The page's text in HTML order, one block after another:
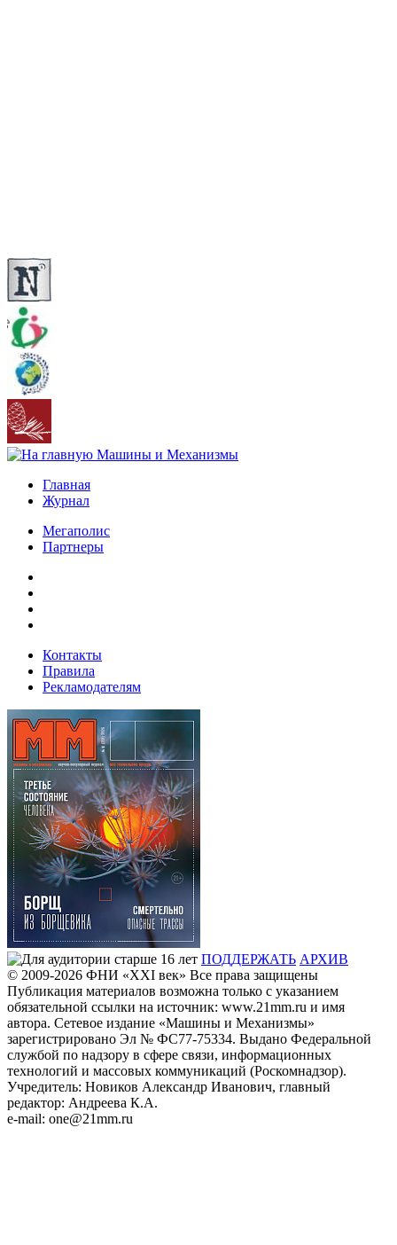
Главная
Журнал
Мегаполис
Партнеры
Контакты
Правила
Рекламодателям
ПОДДЕРЖАТЬ АРХИВ
© 2009-2026 ФHИ «XXI век» Все права защищены
Публикация материалов возможна только с указанием
обязательной ссылки на источник: www.21mm.ru и имя
автора. Сетевое издание «Машины и Механизмы»
зарегистрировано Эл № ФС77-75334. Выдано Федеральной
службой по надзору в сфере связи, информационных
технологий и массовых коммуникаций (Роскомнадзор).
Учредитель: Новиков Александр Иванович, главный
редактор: Андреева К.А.
e-mail: one@21mm.ru